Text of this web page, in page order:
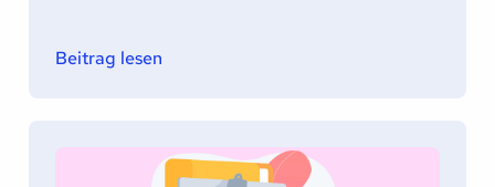
Beitrag lesen